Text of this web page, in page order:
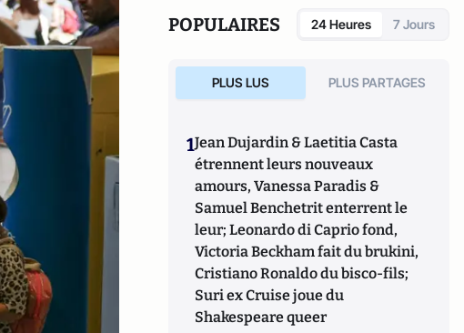
POPULAIRES 24 Heures 7 Jours
PLUS LUS PLUS PARTAGES
1Jean Dujardin & Laetitia Casta
étrennent leurs nouveaux
amours, Vanessa Paradis &
Samuel Benchetrit enterrent le
leur; Leonardo di Caprio fond,
Victoria Beckham fait du brukini,
Cristiano Ronaldo du bisco-fils;
Suri ex Cruise joue du
Shakespeare queer